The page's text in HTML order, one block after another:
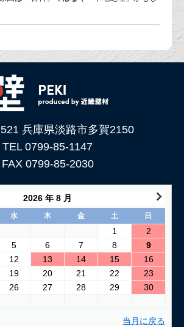
」とは？DIYでも失敗しないための重要な
仕上がり表情はどんな違いがある？
てくれい」がリニューアルしました！
を塗る方法
壁）が部分的に剥がれた壁の塗り替え方法
失敗しない下地処理のポイント
な塗り壁材の着色に使える もちろん土壁
兵庫県淡路市多賀2150
TEL 0799-85-1147
FAX 0799-85-2030
2026 年 8 月
水 木 金 土 日
1
2
5 6 7 8
9
12 13 14 15
16
19 20 21 22
23
26 27 28 29
30
当月に戻る